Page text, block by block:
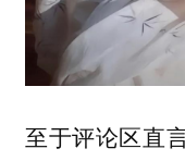
至于评论区直